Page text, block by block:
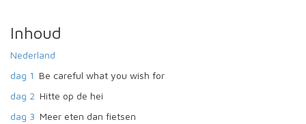
Inhoud
Nederland
dag 1 Be careful what you wish for
dag 2 Hitte op de hei
dag 3 Meer eten dan fietsen